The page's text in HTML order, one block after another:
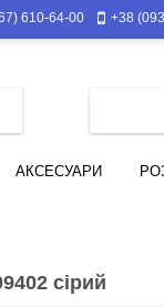
610-64-00 +38
АКСЕСУАРИ
сірий